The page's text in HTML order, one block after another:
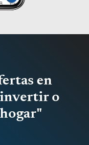
en
o